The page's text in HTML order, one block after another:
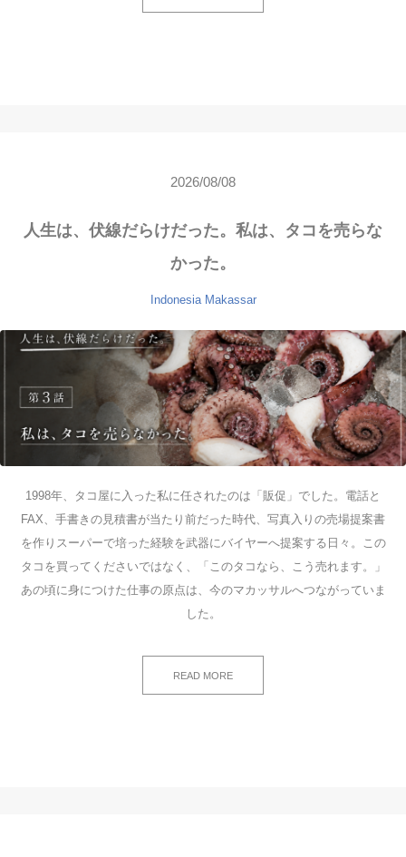
2026/08/08
人生は、伏線だらけだった。私は、タコを売らな
かった。
Indonesia Makassar
1998年、タコ屋に入った私に任されたのは「販促」でした。電話と
FAX、手書きの見積書が当たり前だった時代、写真入りの売場提案書
を作りスーパーで培った経験を武器にバイヤーへ提案する日々。この
タコを買ってくださいではなく、「このタコなら、こう売れます。」
あの頃に身につけた仕事の原点は、今のマカッサルへつながっていま
した。
READ MORE